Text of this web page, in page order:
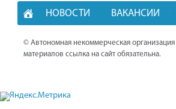
НОВОСТИ ВАКАНСИИ
© Автономная некоммерческая
материалов ссылка на сайт обязательна.